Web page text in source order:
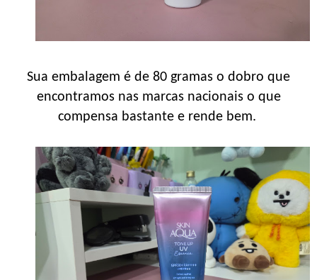
Sua embalagem é de 80 gramas o dobro que
encontramos nas marcas nacionais o que
compensa bastante e rende bem.